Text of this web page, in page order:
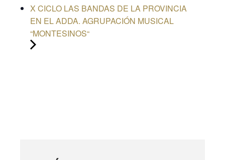
X CICLO LAS BANDAS DE LA PROVINCIA
EN EL ADDA. AGRUPACIÓN MUSICAL
“MONTESINOS“